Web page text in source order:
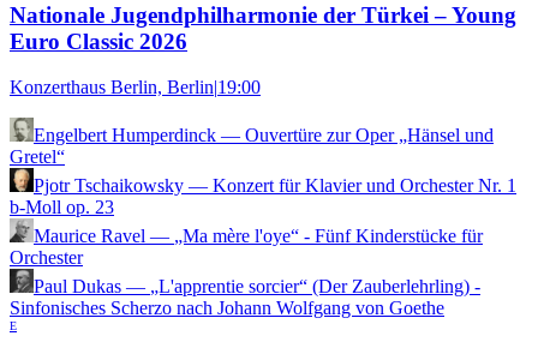
Nationale Jugendphilharmonie der Türkei – Young
Euro Classic 2026
Konzerthaus Berlin, Berlin|19:00
Engelbert Humperdinck — Ouvertüre zur Oper „Hänsel und
Gretel“
Pjotr Tschaikowsky — Konzert für Klavier und Orchester Nr. 1
b-Moll op. 23
Maurice Ravel — „Ma mère l'oye“ - Fünf Kinderstücke für
Orchester
Paul Dukas — „L'apprentie sorcier“ (Der Zauberlehrling) -
Sinfonisches Scherzo nach Johann Wolfgang von Goethe
E